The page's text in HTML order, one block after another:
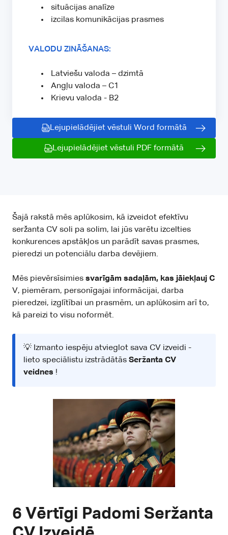
situācijas analīze
izcilas komunikācijas prasmes
VALODU ZINĀŠANAS:
Latviešu valoda – dzimtā
Angļu valoda – C1
Krievu valoda - B2
Lejupielādējiet vēstuli Word formātā
Lejupielādējiet vēstuli PDF formātā
Šajā rakstā mēs aplūkosim, kā izveidot efektīvu
seržanta CV soli pa solim, lai jūs varētu izcelties
konkurences apstākļos un parādīt savas prasmes,
pieredzi un potenciālu darba devējiem.
Mēs pievērsīsimies svarīgām sadaļām, kas jāiekļauj C
V, piemēram, personīgajai informācijai, darba
pieredzei, izglītībai un prasmēm, un aplūkosim arī to,
kā pareizi to visu noformēt.
💡 Izmanto iespēju atvieglot sava CV izveidi -
lieto speciālistu izstrādātās Seržanta CV
veidnes !
6 Vērtīgi Padomi Seržanta